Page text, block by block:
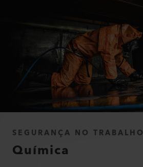
SEGURANÇA NO TRABALHO
Química